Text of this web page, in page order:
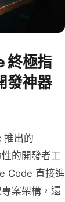
終極指
發神器
推出的
的開發者工
Code 直接進
案架構，還